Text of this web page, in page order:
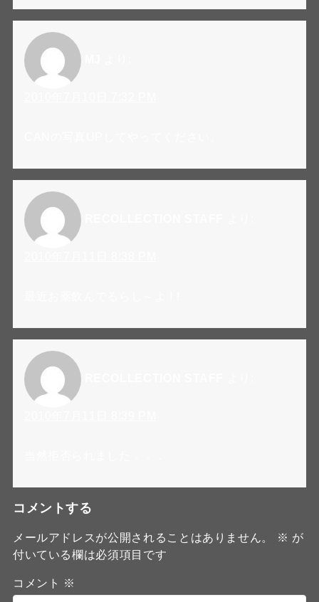
コメントする
メールアドレスが公開されることはありません。 ※ が
付いている欄は必須項目です
コメント ※